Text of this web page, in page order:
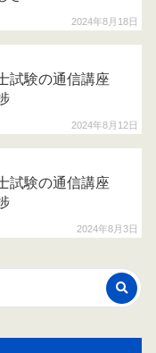
2024年8月18日
2024年8月12日
試験の通信講座
2024年8月3日
試験の通信講座